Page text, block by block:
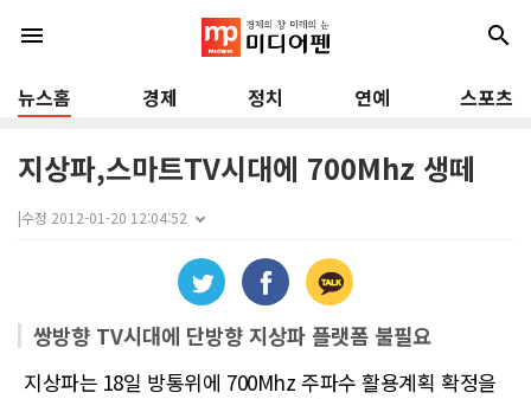
menu search
뉴스홈 경제 정치 연예 스포츠
지상파,스마트TV시대에 700Mhz 생떼
|수정 2012-01-20 12:04:52
쌍방향 TV시대에 단방향 지상파 플랫폼 불필요
지상파는 18일 방통위에 700Mhz 주파수 활용계획 확정을